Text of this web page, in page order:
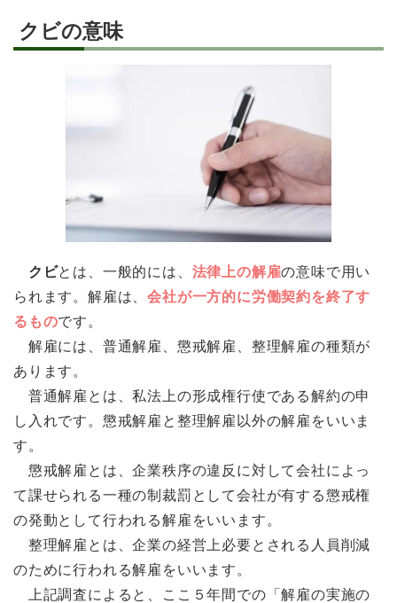
クビの意味
クビとは、一般的には、 法律上の解雇の意味で用い
られます。解雇は、会社が一方的に労働契約を終了す
るものです。
解雇には、普通解雇、懲戒解雇、整理解雇の種類が
あります。
普通解雇とは、私法上の形成権行使である解約の申
し入れです。懲戒解雇と整理解雇以外の解雇をいいま
す。
懲戒解雇とは、企業秩序の違反に対して会社によっ
て課せられる一種の制裁罰として会社が有する懲戒権
の発動として行われる解雇をいいます。
整理解雇とは、企業の経営上必要とされる人員削減
のために行われる解雇をいいます。
上記調査によると、ここ５年間での「解雇の実施の